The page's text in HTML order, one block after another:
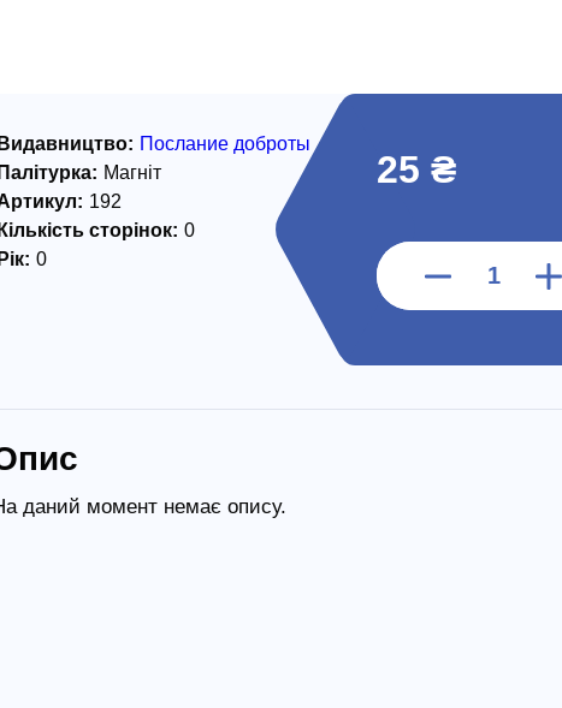
25 ₴
Видавництво: Послание доброты
Палітурка: Магніт
192
Кількість сторінок: 0
Рік: 0
даний момент немає опису.